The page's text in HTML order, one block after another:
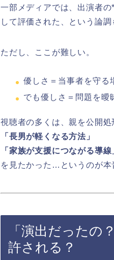
一部メディアでは、出演者
して評価された、という論
ただし、ここが難しい。
優しさ＝当事者を守る
でも優しさ＝問題を曖
視聴者の多くは、親を公開処
「長男が軽くなる方法」
「家族が支援につながる導線
を見たかった…というのが本
「演出だったの
許される？